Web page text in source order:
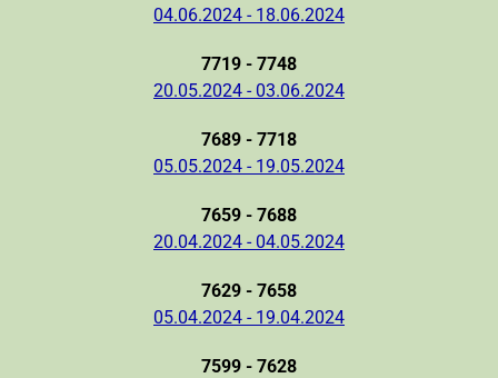
04.06.2024 - 18.06.2024
7719 - 7748
20.05.2024 - 03.06.2024
7689 - 7718
05.05.2024 - 19.05.2024
7659 - 7688
20.04.2024 - 04.05.2024
7629 - 7658
05.04.2024 - 19.04.2024
7599 - 7628